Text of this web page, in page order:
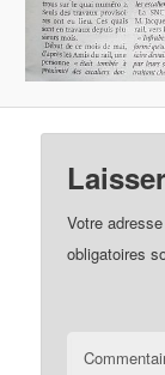
Votre
obligatoires